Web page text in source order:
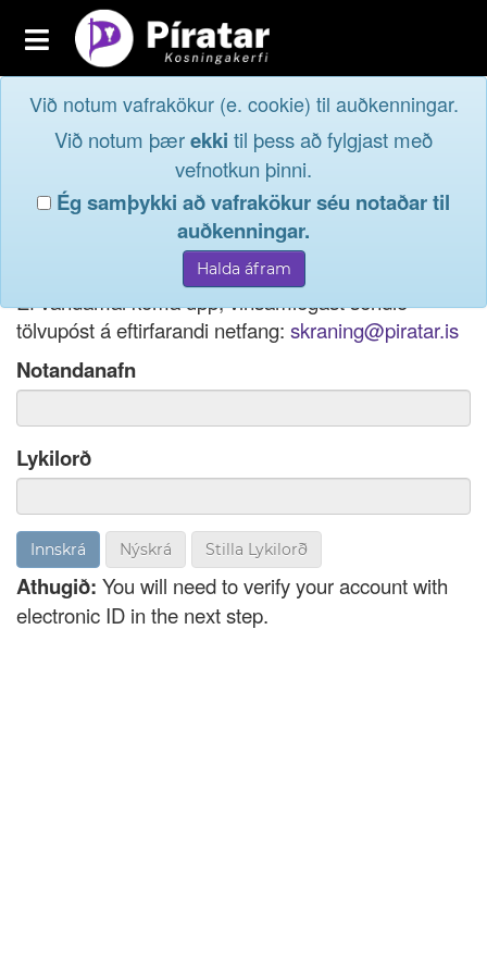
Toggle
navigation
Aðildarfélög
Innskrá
Við notum vafrakökur (e. cookie) til auðkenningar.
Við notum þærekki til þess að fylgjast með
vefnotkun þinni.
Ég samþykki að vafrakökur séu notaðar til
auðkenningar.
Innskráog taktu þátt í
lýðræðinu...
Ef þú hefur gleymt notendanafni þínu, þá má einnig
nota netfang eða kennitölu til innskráningar.
Ef vandamál koma upp, vinsamlegast sendið
tölvupóst á eftirfarandi netfang: skraning@piratar.is
Notandanafn
Lykilorð
Nýskrá Stilla Lykilorð
Athugið: You will need to verify your account with
electronic ID in the next step.